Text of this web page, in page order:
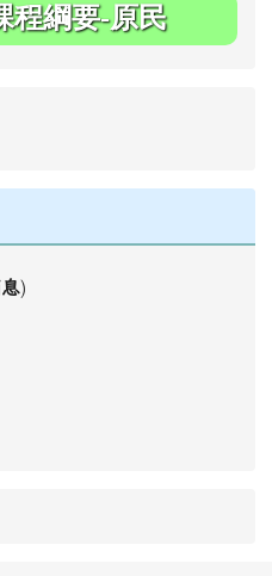
程綱要-原民
)